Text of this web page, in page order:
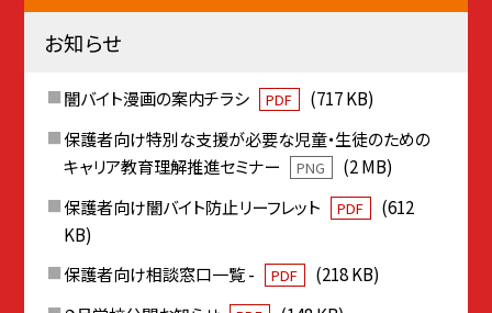
お知らせ
闇バイト漫画の案内チラシ PDF
(717 KB)
保護者向け特別な支援が必要な児童・生徒のための
キャリア教育理解推進セミナー
PNG
(2 MB)
保護者向け闇バイト防止リーフレット
PDF
(612
KB)
保護者向け相談窓口一覧 -
PDF
(218 KB)